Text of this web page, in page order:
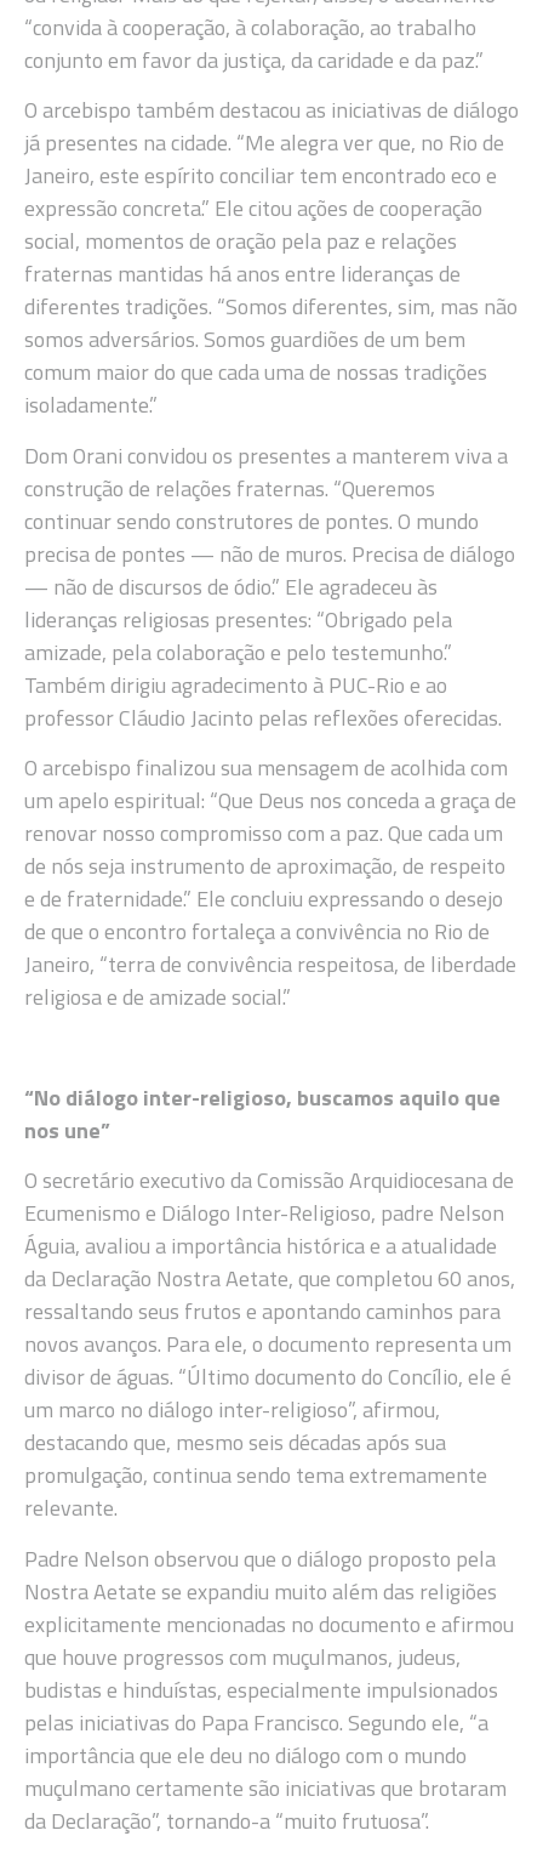
“convida à cooperação, à colaboração, ao trabalho
conjunto em favor da justiça, da caridade e da paz.”
O arcebispo também destacou as iniciativas de diálogo
já presentes na cidade. “Me alegra ver que, no Rio de
Janeiro, este espírito conciliar tem encontrado eco e
expressão concreta.” Ele citou ações de cooperação
social, momentos de oração pela paz e relações
fraternas mantidas há anos entre lideranças de
diferentes tradições. “Somos diferentes, sim, mas não
somos adversários. Somos guardiões de um bem
comum maior do que cada uma de nossas tradições
isoladamente.”
Dom Orani convidou os presentes a manterem viva a
construção de relações fraternas. “Queremos
continuar sendo construtores de pontes. O mundo
precisa de pontes — não de muros. Precisa de diálogo
— não de discursos de ódio.” Ele agradeceu às
lideranças religiosas presentes: “Obrigado pela
amizade, pela colaboração e pelo testemunho.”
Também dirigiu agradecimento à PUC-Rio e ao
professor Cláudio Jacinto pelas reflexões oferecidas.
O arcebispo finalizou sua mensagem de acolhida com
um apelo espiritual: “Que Deus nos conceda a graça de
renovar nosso compromisso com a paz. Que cada um
de nós seja instrumento de aproximação, de respeito
e de fraternidade.” Ele concluiu expressando o desejo
de que o encontro fortaleça a convivência no Rio de
Janeiro, “terra de convivência respeitosa, de liberdade
religiosa e de amizade social.”
“No diálogo inter-religioso, buscamos aquilo que
nos une”
O secretário executivo da Comissão Arquidiocesana de
Ecumenismo e Diálogo Inter-Religioso, padre Nelson
Águia, avaliou a importância histórica e a atualidade
da Declaração Nostra Aetate, que completou 60 anos,
ressaltando seus frutos e apontando caminhos para
novos avanços. Para ele, o documento representa um
divisor de águas. “Último documento do Concílio, ele é
um marco no diálogo inter-religioso”, afirmou,
destacando que, mesmo seis décadas após sua
promulgação, continua sendo tema extremamente
relevante.
Padre Nelson observou que o diálogo proposto pela
Nostra Aetate se expandiu muito além das religiões
explicitamente mencionadas no documento e afirmou
que houve progressos com muçulmanos, judeus,
budistas e hinduístas, especialmente impulsionados
pelas iniciativas do Papa Francisco. Segundo ele, “a
importância que ele deu no diálogo com o mundo
muçulmano certamente são iniciativas que brotaram
da Declaração”, tornando-a “muito frutuosa”.